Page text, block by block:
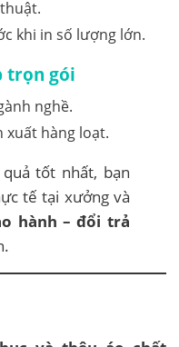
khi in số lượng lớn.
trọn gói
nghề.
xuất hàng loạt.
tốt nhất, bạn
tế tại xưởng và
hành – đổi trả